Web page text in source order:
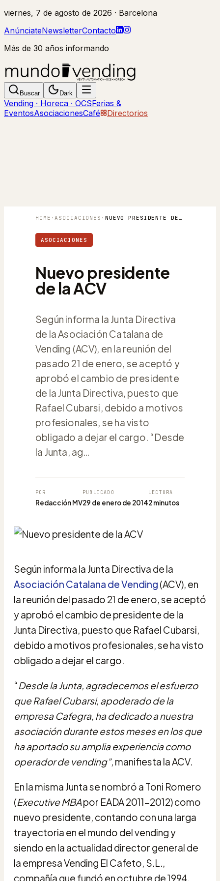
viernes, 7 de agosto de 2026 · Barcelona
AnúnciateNewsletterContacto
Más de 30 años informando
Buscar Dark
Vending · Horeca · OCSFerias &
EventosAsociacionesCafé Directorios
HOME ·ASOCIACIONES · NUEVO PRESIDENTE DE LA ACV
ASOCIACIONES
Nuevo presidente
de la ACV
Según informa la Junta Directiva
de la Asociación Catalana de
Vending (ACV), en la reunión del
pasado 21 de enero, se aceptó y
aprobó el cambio de presidente
de la Junta Directiva, puesto que
Rafael Cubarsi, debido a motivos
profesionales, se ha visto
obligado a dejar el cargo. “Desde
la Junta, ag…
POR
Redacción MV
PUBLICADO
29 de enero de 2014
LECTURA
2 minutos
Según informa la Junta Directiva de la
Asociación Catalana de Vending (ACV), en
la reunión del pasado 21 de enero, se aceptó
y aprobó el cambio de presidente de la
Junta Directiva, puesto que Rafael Cubarsi,
debido a motivos profesionales, se ha visto
obligado a dejar el cargo.
“Desde la Junta, agradecemos el esfuerzo
que Rafael Cubarsi, apoderado de la
empresa Cafegra, ha dedicado a nuestra
asociación durante estos meses en los que
ha aportado su amplia experiencia como
operador de vending”, manifiesta la ACV.
En la misma Junta se nombró a Toni Romero
(Executive MBApor EADA 2011-2012) como
nuevo presidente, contando con una larga
trayectoria en el mundo del vending y
siendo en la actualidad director general de
la empresa Vending El Cafeto, S.L.,
compañía que fundó en octubre de 1994.